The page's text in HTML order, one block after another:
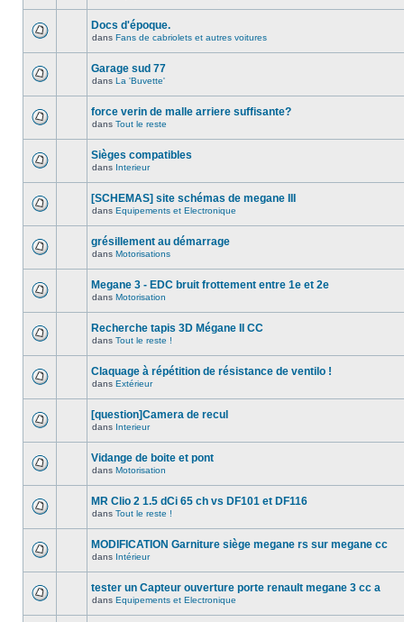
Docs d'époque.
dans Fans de cabriolets et autres voitures
Garage sud 77
dans La 'Buvette'
force verin de malle arriere suffisante?
dans Tout le reste
Sièges compatibles
dans Interieur
[SCHEMAS] site schémas de megane III
dans Equipements et Electronique
grésillement au démarrage
dans Motorisations
Megane 3 - EDC bruit frottement entre 1e et 2e
dans Motorisation
Recherche tapis 3D Mégane II CC
dans Tout le reste !
Claquage à répétition de résistance de ventilo !
dans Extérieur
[question]Camera de recul
dans Interieur
Vidange de boite et pont
dans Motorisation
MR Clio 2 1.5 dCi 65 ch vs DF101 et DF116
dans Tout le reste !
MODIFICATION Garniture siège megane rs sur megane cc
dans Intérieur
tester un Capteur ouverture porte renault megane 3 cc a
dans Equipements et Electronique